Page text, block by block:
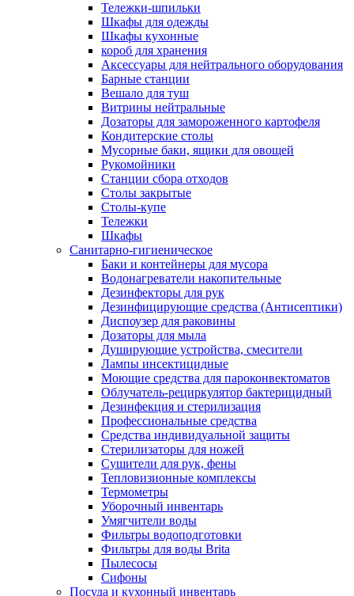
Тележки-шпильки
Шкафы для одежды
Шкафы кухонные
короб для хранения
Аксессуары для нейтрального оборудования
Барные станции
Вешало для туш
Витрины нейтральные
Дозаторы для замороженного картофеля
Кондитерские столы
Мусорные баки, ящики для овощей
Рукомойники
Станции сбора отходов
Столы закрытые
Столы-купе
Тележки
Шкафы
Санитарно-гигиеническое
Баки и контейнеры для мусора
Водонагреватели накопительные
Дезинфекторы для рук
Дезинфицирующие средства (Антисептики)
Диспоузер для раковины
Дозаторы для мыла
Душирующие устройства, смесители
Лампы инсектицидные
Моющие средства для пароконвектоматов
Облучатель-рециркулятор бактерицидный
Дезинфекция и стерилизация
Профессиональные средства
Средства индивидуальной защиты
Стерилизаторы для ножей
Сушители для рук, фены
Тепловизионные комплексы
Термометры
Уборочный инвентарь
Умягчители воды
Фильтры водоподготовки
Фильтры для воды Brita
Пылесосы
Сифоны
Посуда и кухонный инвентарь